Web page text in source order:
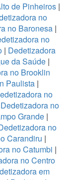
de Pinheiros |
no
no Baronesa|
no
| Dedetizadora
da Saúde |
no Brooklin
Paulista|
no
Dedetizadora no
Grande |
no
Carandiru |
no Catumbi |
no Centro
em